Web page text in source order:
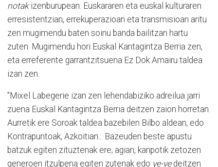
notakizenburupean. Euskararen eta euskal kulturaren
erresistentzian, errekuperazioan eta transmisioan aritu
zen mugimendu baten soinu banda bailitzan hartu
zuten. Mugimendu hori Euskal Kantagintza Berria zen,
eta erreferente garrantzitsuena Ez Dok Amairu taldea
izan zen.
"Mixel Labegerie izan zen lehendabiziko adreilua jarri
zuena Euskal Kantagintza Berria deitzen zaion horretan.
Aurretik ere Soroak taldea bazebilen Bilbo aldean, edo
Kontrapuntoak, Azkoitian... Bazeuden beste apustu
batzuk egiten zituztenak ere; agian, kanpotik zetozen
generoen itzulpena egiten zutenak edo ye-yedeitzen